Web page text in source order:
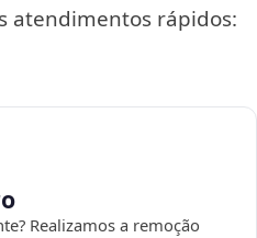
atendimentos rápidos:
Realizamos a remoção